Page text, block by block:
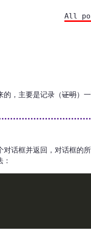
All
的，主要是记录（证明）
对话框并返回，对话框的